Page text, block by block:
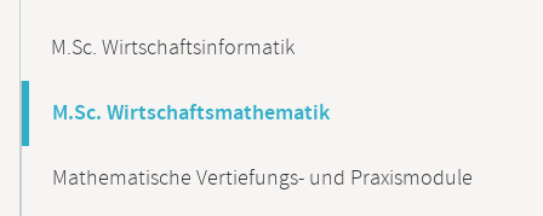
M.Sc. Wirtschaftsinformatik
M.Sc. Wirtschaftsmathematik
Mathematische Vertiefungs- und Praxismodule